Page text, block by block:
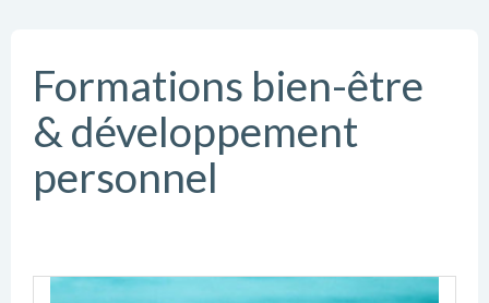
Formations bien-être
& développement
personnel